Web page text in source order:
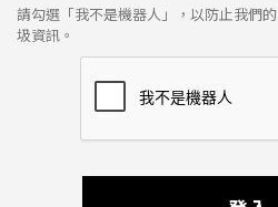
請勾選「我不是機器人」，以防止我們
圾資訊。